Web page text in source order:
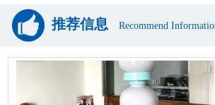
推荐信息 Recommend